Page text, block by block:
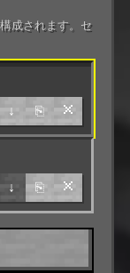
成されます。セ
↓ ⎘ ×
↓ ⎘ ×